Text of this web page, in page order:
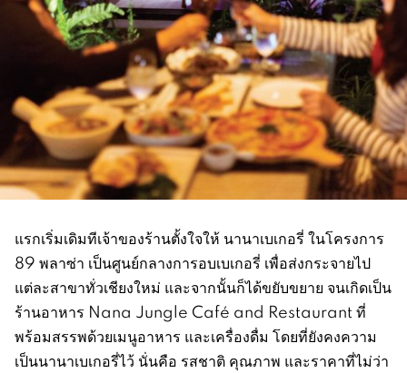
แรกเริ่มเดิมทีเจ้าของร้านตั้งใจให้ นานาเบเกอรี่ ในโครงการ
89 พลาซ่า เป็นศูนย์กลางการอบเบเกอรี่ เพื่อส่งกระจายไป
แต่ละสาขาทั่วเชียงใหม่ และจากนั้นก็ได้ขยับขยาย จนเกิดเป็น
ร้านอาหาร Nana Jungle Café and Restaurant ที่
พร้อมสรรพด้วยเมนูอาหาร และเครื่องดื่ม โดยที่ยังคงความ
เป็นนานาเบเกอรี่ไว้ นั่นคือ รสชาติ คุณภาพ และราคาที่ไม่ว่า